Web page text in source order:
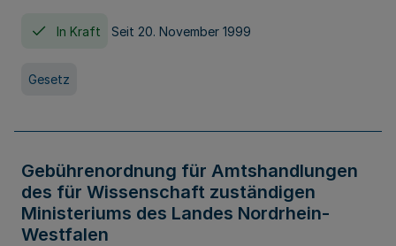
In Kraft Seit 20. November 1999
Gesetz
Gebührenordnung für Amtshandlungen
des für Wissenschaft zuständigen
Ministeriums des Landes Nordrhein-
Westfalen